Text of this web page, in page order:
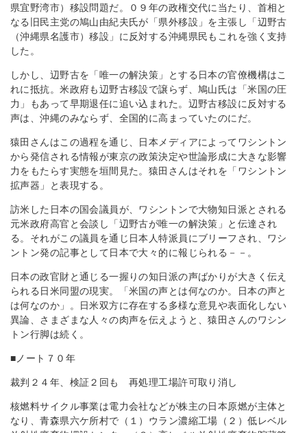
県宜野湾市）移設問題だ。０９年の政権交代に当たり、首相と
なる旧民主党の鳩山由紀夫氏が「県外移設」を主張し「辺野古
（沖縄県名護市）移設」に反対する沖縄県民もこれを強く支持
した。
しかし、辺野古を「唯一の解決策」とする日本の官僚機構はこ
れに抵抗。米政府も辺野古移設で譲らず、鳩山氏は「米国の圧
力」もあって早期退任に追い込まれた。辺野古移設に反対する
声は、沖縄のみならず、全国的に高まっていたのにだ。
猿田さんはこの過程を通じ、日本メディアによってワシントン
から発信される情報が東京の政策決定や世論形成に大きな影響
力をもたらす実態を垣間見た。猿田さんはそれを「ワシントン
拡声器」と表現する。
訪米した日本の国会議員が、ワシントンで大物知日派とされる
元米政府高官と会談し「辺野古が唯一の解決策」と伝達され
る。それがこの議員を通じ日本人特派員にブリーフされ、ワシ
ントン発の記事として日本で大々的に報じられる－－。
日本の政官財と通じる一握りの知日派の声ばかりが大きく伝え
られる日米同盟の現実。「米国の声とは何なのか。日本の声と
は何なのか」。日米双方に存在する多様な意見や表面化しない
異論、さまざまな人々の肉声を伝えようと、猿田さんのワシン
トン行脚は続く。
■ノート７０年
裁判２４年、検証２回も 再処理工場許可取り消し
核燃料サイクル事業は電力会社などが株主の日本原燃が主体と
なり、青森県六ケ所村で（１）ウラン濃縮工場（２）低レベル